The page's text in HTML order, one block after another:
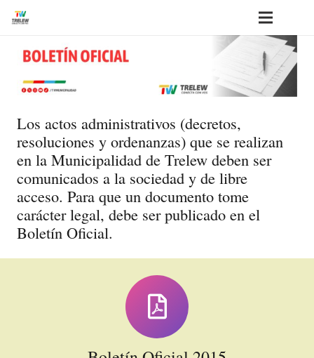
Los actos administrativos (decretos,
resoluciones y ordenanzas) que se realizan
en la Municipalidad de Trelew deben ser
comunicados a la sociedad y de libre
acceso. Para que un documento tome
carácter legal, debe ser publicado en el
Boletín Oficial.